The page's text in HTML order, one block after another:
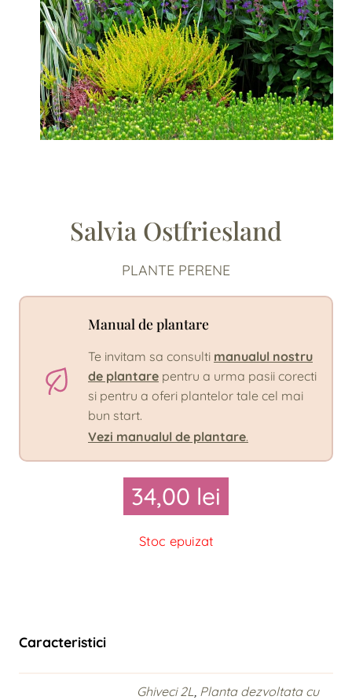
Salvia Ostfriesland
PLANTE PERENE
Manual de plantare
Te invitam sa consulti manualul nostru
de plantare pentru a urma pasii corecti
si pentru a oferi plantelor tale cel mai
bun start.
Vezi manualul de plantare.
34,00 lei
Stoc epuizat
Caracteristici
Ghiveci 2L
Planta dezvoltata cu